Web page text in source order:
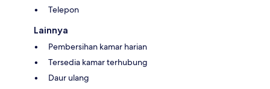
Telepon
Lainnya
Pembersihan kamar harian
Tersedia kamar terhubung
Daur ulang